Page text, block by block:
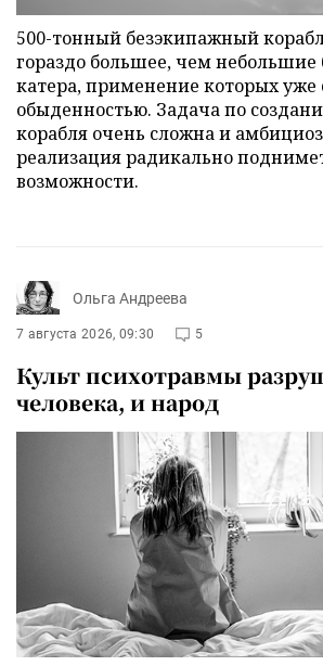
500-тонный безэкипажный
гораздо большее, чем
катера, применение которых уже
обыденностью. Задача по
корабля очень сложна и
реализация радикально
возможности.
Ольга Андреева
7 августа 2026, 09:30 5
Культ психотравмы
человека, и народ